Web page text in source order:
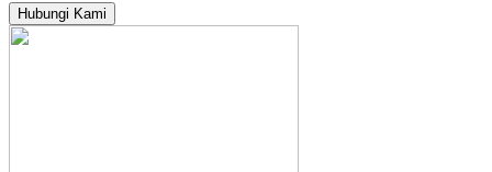
Hubungi Kami